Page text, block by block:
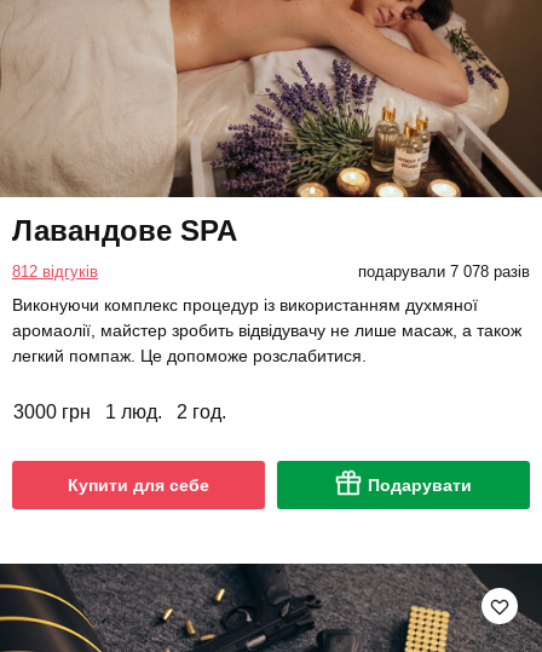
Лавандове SPA
812 відгуків подарували 7 078 разів
Виконуючи комплекс процедур із використанням духмяної
аромаолії, майстер зробить відвідувачу не лише масаж, а також
легкий помпаж. Це допоможе розслабитися.
3000 грн 1 люд. 2 год.
Купити для себе Подарувати